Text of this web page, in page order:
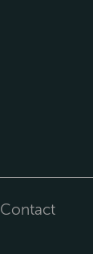
Contact